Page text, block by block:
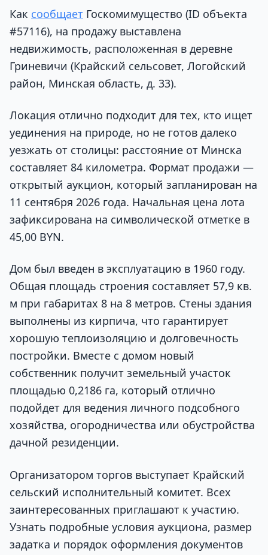
Как сообщает Госкомимущество (ID объекта
#57116), на продажу выставлена
недвижимость, расположенная в деревне
Гриневичи (Крайский сельсовет, Логойский
район, Минская область, д. 33).
Локация отлично подходит для тех, кто ищет
уединения на природе, но не готов далеко
уезжать от столицы: расстояние от Минска
составляет 84 километра. Формат продажи —
открытый аукцион, который запланирован на
11 сентября 2026 года. Начальная цена лота
зафиксирована на символической отметке в
45,00 BYN.
Дом был введен в эксплуатацию в 1960 году.
Общая площадь строения составляет 57,9 кв.
м при габаритах 8 на 8 метров. Стены здания
выполнены из кирпича, что гарантирует
хорошую теплоизоляцию и долговечность
постройки. Вместе с домом новый
собственник получит земельный участок
площадью 0,2186 га, который отлично
подойдет для ведения личного подсобного
хозяйства, огородничества или обустройства
дачной резиденции.
Организатором торгов выступает Крайский
сельский исполнительный комитет. Всех
заинтересованных приглашают к участию.
Узнать подробные условия аукциона, размер
задатка и порядок оформления документов